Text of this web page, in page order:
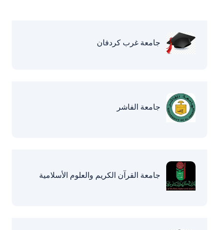
جامعة غرب كردفان
جامعة الفاشر
جامعة القرآن الكريم والعلوم الأسلامية